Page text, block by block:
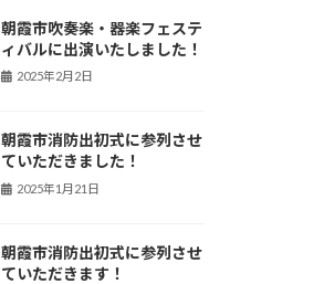
朝霞市吹奏楽・器楽フェステ
ィバルに出演いたしました！
2025年2月2日
朝霞市消防出初式に参列させ
ていただきました！
2025年1月21日
朝霞市消防出初式に参列させ
ていただきます！